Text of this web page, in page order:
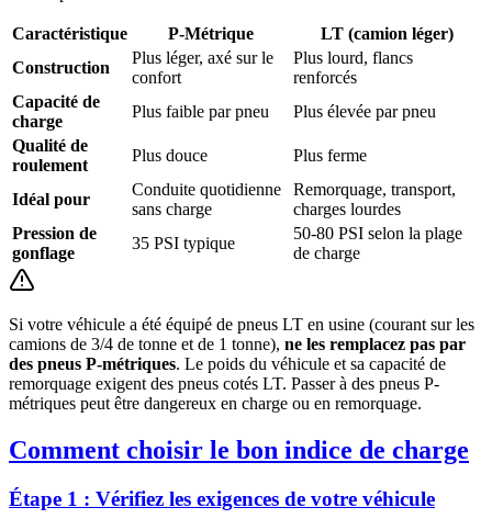
Caractéristique P-Métrique
LT (camion léger)
Construction
Plus léger, axé sur le
confort
Plus lourd, flancs
renforcés
Capacité de
charge
Plus faible par pneu
Plus élevée par pneu
Qualité de
roulement
Plus douce Plus ferme
Idéal pour
Conduite quotidienne
sans charge
Remorquage, transport,
charges lourdes
Pression de
gonflage
35 PSI typique
50-80 PSI selon la plage
de charge
Si votre véhicule a été équipé de pneus LT en usine (courant sur les
camions de 3/4 de tonne et de 1 tonne), ne les remplacez pas par
des pneus P-métriques. Le poids du véhicule et sa capacité de
remorquage exigent des pneus cotés LT. Passer à des pneus P-
métriques peut être dangereux en charge ou en remorquage.
Comment choisir le bon indice de charge
Étape 1 : Vérifiez les exigences de votre véhicule